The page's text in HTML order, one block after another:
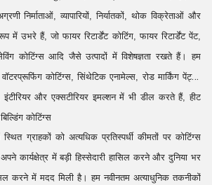
निर्माताओं, व्यापारियों, निर्यातकों, थोक विक्रेताओं और
उभरे हैं, जो फायर रिटार्डेंट कोटिंग, फायर रिटार्डेंट पेंट,
कोटिंग्स आदि जैसे उत्पादों में विशेषज्ञता रखते हैं। हम
कोटिंग्स, सिंथेटिक एनामेल्स, रोड मार्किंग पेंट्स,
इंटीरियर और एक्सटीरियर इमल्शन में भी डील करते हैं, हीट
कोटिंग्स
ग्राहकों को अत्यधिक प्रतिस्पर्धी कीमतों पर कोटिंग्स
कार्यक्षेत्र में बड़ी हिस्सेदारी हासिल करने और दुनिया भर
करने में मदद मिली है। हम नवीनतम अत्याधुनिक तकनीकों